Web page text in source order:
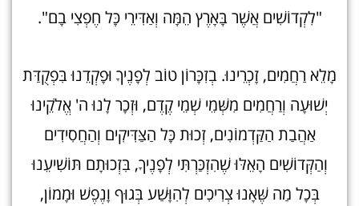
"לִקְדוֹשִׁים אֲשֶׁר בָּאָרֶץ הֵמָּה וְאַדִּירֵי כָּל חֶפְצִי בָם".
מָלֵא רַחֲמִים, זָכְרֵינוּ. בְזִכָּרוֹן טוֹב לְפָנֶיךָ וּפָקְדֵנוּ בִּפְקֻדַּת
יְשׁוּעָה וְרַחֲמִים מִשְּׁמֵי שְׁמֵי קֶדֶם, וּזְכָר לָנוּ ה' אֱלֹקֵינוּ
אַהֲבַת הַקַּדְמוֹנִים, זְכוּת כָּל הַצַּדִּיקִים וְהַחֲסִידִים
וְהַקְּדוֹשִׁים הָאֵלּוּ שֶׁהִזְכַּרְתִּי לְפָנֶיךָ, בִּזְכוּתָם תּוֹשִׁיעֵנוּ
בְּכָל מַה שֶּׁאָנוּ צְרִיכִים לְהִוָּשַׁע בְּגוּף וָנֶפֶשׁ וּמָמוֹן,